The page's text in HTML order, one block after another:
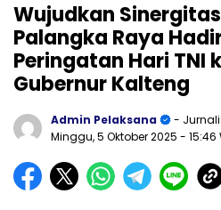
Wujudkan
Palangka Raya
Peringatan Hari TNI
Gubernur Kalteng
Admin Pelaksana
-
Minggu, 5 Oktober 2025 - 15:46